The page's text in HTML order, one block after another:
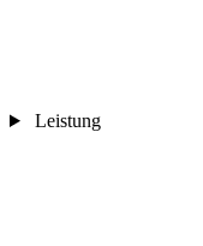
Leistung